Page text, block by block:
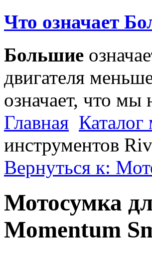
Что означает
Большие
двигателя
означает, что
Главная Каталог
инструментов
Вернуться к:
Мотосумка
Momentum